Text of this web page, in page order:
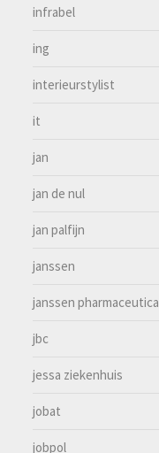
infrabel
ing
interieurstylist
it
jan
jan de nul
jan palfijn
janssen
janssen pharmaceutica
jbc
jessa ziekenhuis
jobat
jobpol